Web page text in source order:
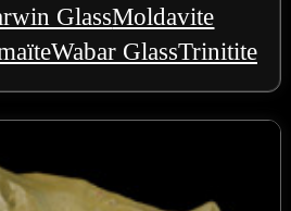
GlassMoldavite
Wabar GlassTrinitite